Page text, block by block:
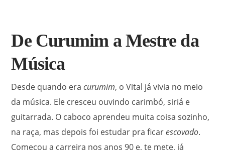
De Curumim a Mestre da
Música
Desde quando eracurumim, o Vital já vivia no meio
da música. Ele cresceu ouvindo carimbó, siriá e
guitarrada. O cabocoaprendeu muita coisa sozinho,
na raça, mas depois foi estudar pra ficarescovado.
Começou a carreira nos anos 90 e, te mete, já